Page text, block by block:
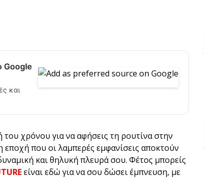
Google
και
χρόνου για να αφήσεις τη ρουτίνα στην
εποχή που οι λαμπερές εμφανίσεις αποκτούν
και θηλυκή πλευρά σου. Φέτος μπορείς
είναι εδώ για να σου δώσει έμπνευση, με